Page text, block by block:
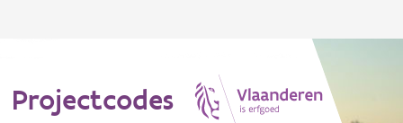
Projectcodes